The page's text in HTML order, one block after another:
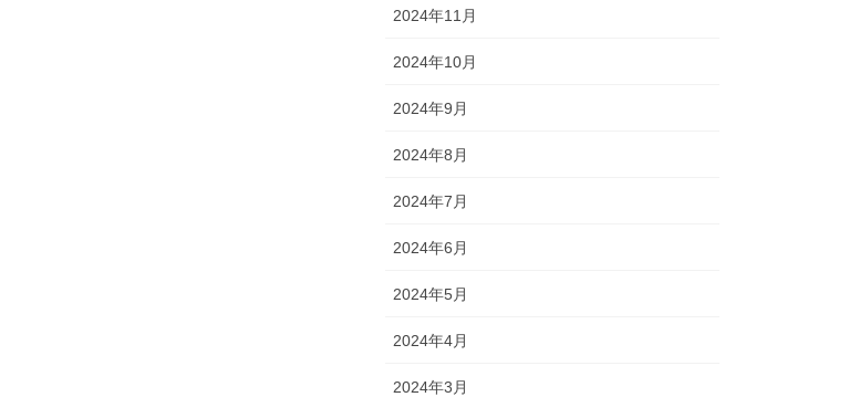
2024年11月
2024年10月
2024年9月
2024年8月
2024年7月
2024年6月
2024年5月
2024年4月
2024年3月